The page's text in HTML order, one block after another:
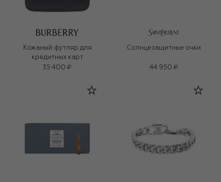
Кожаный футляр для
кредитных карт
35 400 ₽
Солнцезащитные очки
44 950 ₽